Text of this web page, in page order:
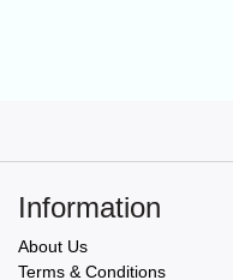
Information
About Us
Terms & Conditions